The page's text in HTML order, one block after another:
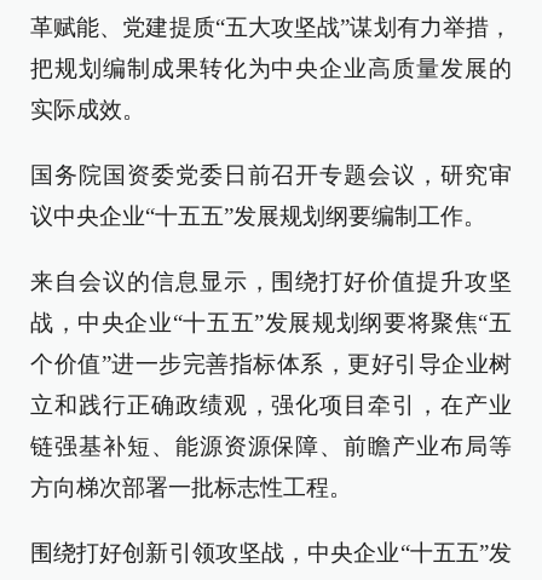
革赋能、党建提质“五大攻坚战”谋划有力举措，
把规划编制成果转化为中央企业高质量发展的
实际成效。
国务院国资委党委日前召开专题会议，研究审
议中央企业“十五五”发展规划纲要编制工作。
来自会议的信息显示，围绕打好价值提升攻坚
战，中央企业“十五五”发展规划纲要将聚焦“五
个价值”进一步完善指标体系，更好引导企业树
立和践行正确政绩观，强化项目牵引，在产业
链强基补短、能源资源保障、前瞻产业布局等
方向梯次部署一批标志性工程。
围绕打好创新引领攻坚战，中央企业“十五五”发